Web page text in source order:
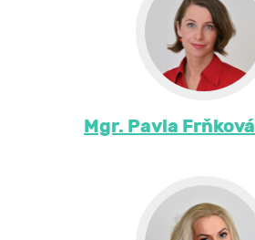
Mgr. Pavla Frňková